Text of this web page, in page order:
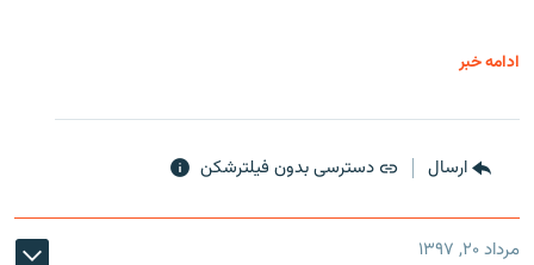
ادامه خبر
ارسال دسترسی بدون فیلترشکن
مرداد ۲۰, ۱۳۹۷